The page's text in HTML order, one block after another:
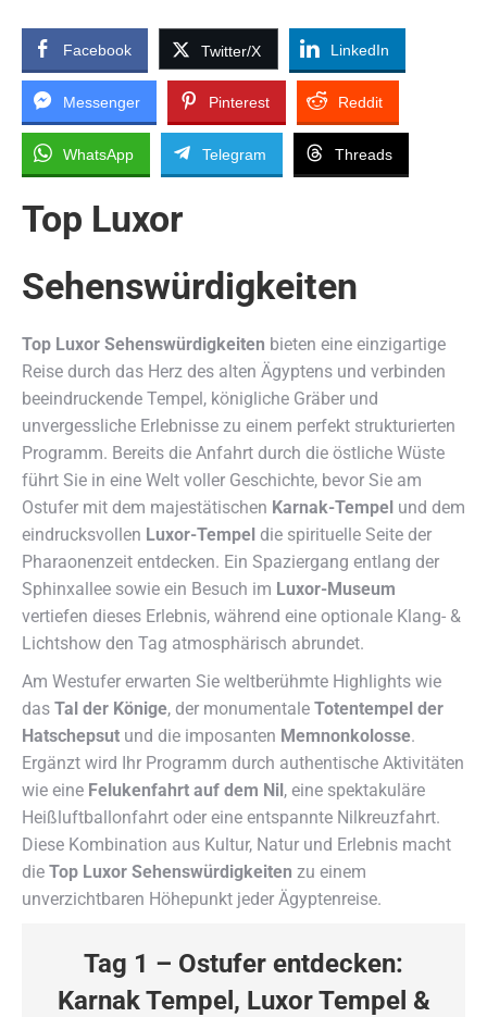
Facebook Twitter/X LinkedIn
Messenger Pinterest Reddit
WhatsApp Telegram Threads
Top Luxor
Sehenswürdigkeiten
Top Luxor Sehenswürdigkeiten bieten eine einzigartige
Reise durch das Herz des alten Ägyptens und verbinden
beeindruckende Tempel, königliche Gräber und
unvergessliche Erlebnisse zu einem perfekt strukturierten
Programm. Bereits die Anfahrt durch die östliche Wüste
führt Sie in eine Welt voller Geschichte, bevor Sie am
Ostufer mit dem majestätischen Karnak-Tempel und dem
eindrucksvollen Luxor-Tempel die spirituelle Seite der
Pharaonenzeit entdecken. Ein Spaziergang entlang der
Sphinxallee sowie ein Besuch im Luxor-Museum
vertiefen dieses Erlebnis, während eine optionale Klang- &
Lichtshow den Tag atmosphärisch abrundet.
Am Westufer erwarten Sie weltberühmte Highlights wie
das Tal der Könige, der monumentale Totentempel der
Hatschepsut und die imposanten Memnonkolosse.
Ergänzt wird Ihr Programm durch authentische Aktivitäten
wie eine Felukenfahrt auf dem Nil, eine spektakuläre
Heißluftballonfahrt oder eine entspannte Nilkreuzfahrt.
Diese Kombination aus Kultur, Natur und Erlebnis macht
die Top Luxor Sehenswürdigkeiten zu einem
unverzichtbaren Höhepunkt jeder Ägyptenreise.
Tag 1 – Ostufer entdecken:
Karnak Tempel, Luxor Tempel &